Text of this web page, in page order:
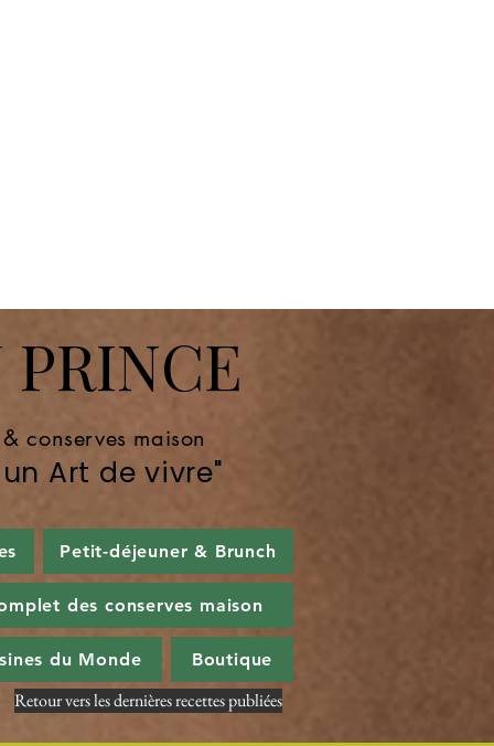
conserves maison
Art de vivre"
Petit-déjeuner & Brunch
des conserves maison
du Monde Boutique
Retour vers les dernières recettes publiées